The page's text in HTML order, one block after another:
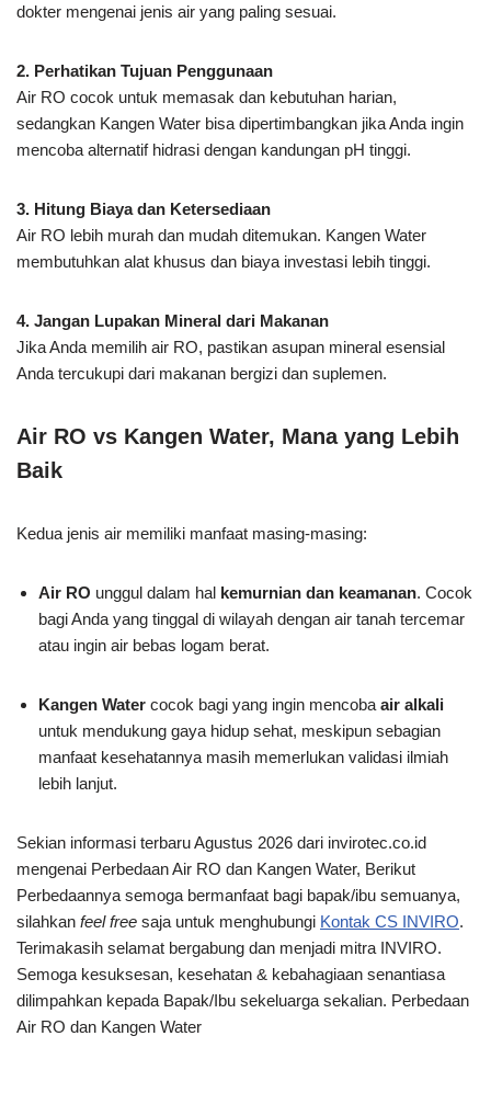
dokter mengenai jenis air yang paling sesuai.
2. Perhatikan Tujuan Penggunaan
Air RO cocok untuk memasak dan kebutuhan harian,
sedangkan Kangen Water bisa dipertimbangkan jika Anda ingin
mencoba alternatif hidrasi dengan kandungan pH tinggi.
3. Hitung Biaya dan Ketersediaan
Air RO lebih murah dan mudah ditemukan. Kangen Water
membutuhkan alat khusus dan biaya investasi lebih tinggi.
4. Jangan Lupakan Mineral dari Makanan
Jika Anda memilih air RO, pastikan asupan mineral esensial
Anda tercukupi dari makanan bergizi dan suplemen.
Air RO vs Kangen Water, Mana yang Lebih
Baik
Kedua jenis air memiliki manfaat masing-masing:
Air RO unggul dalam hal kemurnian dan keamanan. Cocok
bagi Anda yang tinggal di wilayah dengan air tanah tercemar
atau ingin air bebas logam berat.
Kangen Water cocok bagi yang ingin mencoba air alkali
untuk mendukung gaya hidup sehat, meskipun sebagian
manfaat kesehatannya masih memerlukan validasi ilmiah
lebih lanjut.
Sekian informasi terbaru Agustus 2026 dari invirotec.co.id
mengenai Perbedaan Air RO dan Kangen Water, Berikut
Perbedaannya semoga bermanfaat bagi bapak/ibu semuanya,
silahkan feel free saja untuk menghubungi Kontak CS INVIRO.
Terimakasih selamat bergabung dan menjadi mitra INVIRO.
Semoga kesuksesan, kesehatan & kebahagiaan senantiasa
dilimpahkan kepada Bapak/Ibu sekeluarga sekalian. Perbedaan
Air RO dan Kangen Water